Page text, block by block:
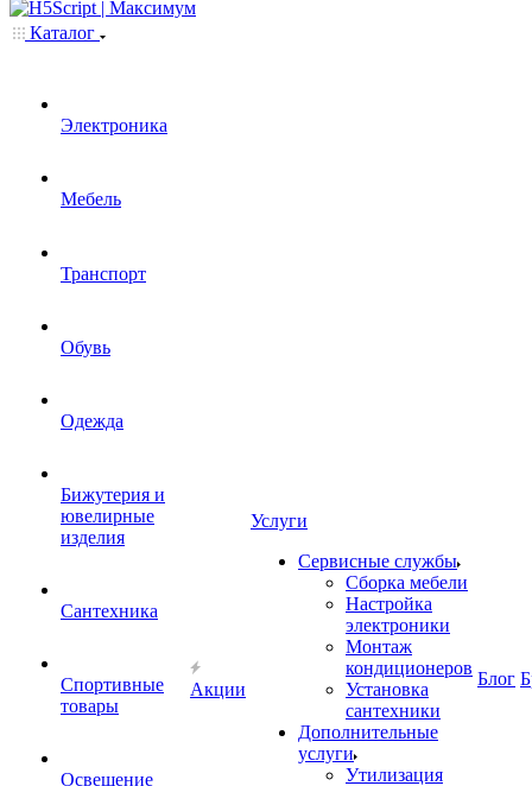
Каталог
Электроника
Мебель
Транспорт
Обувь
Одежда
Бижутерия и
ювелирные
изделия
Сантехника
Спортивные
товары
Освещение
Акции
Услуги
Сервисные службы
Сборка мебели
Настройка
электроники
Монтаж
кондиционеров
Установка
сантехники
Дополнительные
услуги
Утилизация
Блог